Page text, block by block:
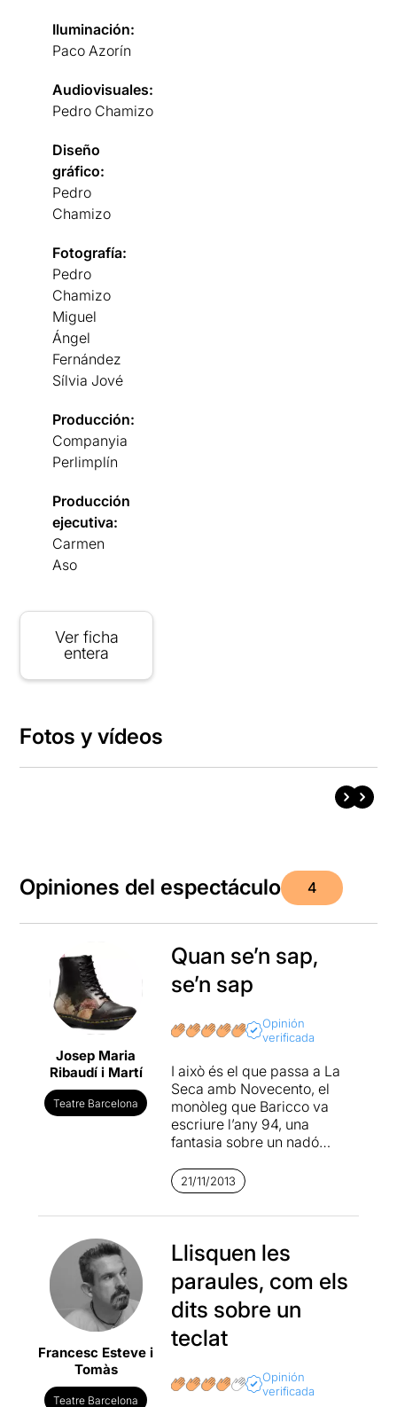
Iluminación:
Paco Azorín
Audiovisuales:
Pedro Chamizo
Diseño
gráfico:
Pedro
Chamizo
Fotografía:
Pedro
Chamizo
Miguel
Ángel
Fernández
Sílvia Jové
Producción:
Companyia
Perlimplín
Producción
ejecutiva:
Carmen
Aso
Ver ficha
entera
Fotos y vídeos
Opiniones del espectáculo 4
Josep Maria
Ribaudí i Martí
Teatre Barcelona
Quan se’n sap,
se’n sap
Opinión
verificada
I això és el que passa a La
Seca amb Novecento, el
monòleg que Baricco va
escriure l’any 94, una
fantasia sobre un nadó
línia entre Europa i Amèrica,
que creixerà en el barco i
mai posarà els peus a terra
fantasia. Es parla de
l’emigració de principis de
segle XX i principalment
d’una amistat i una
admiració, tot en boca del
trompetista del Virginia, el
per l’Atlàntic. Genoveva
Pellicer com a directora, Pep
21/11/2013
Francesc Esteve i
Tomàs
Teatre Barcelona
Llisquen les
paraules, com els
dits sobre un
teclat
Opinión
verificada